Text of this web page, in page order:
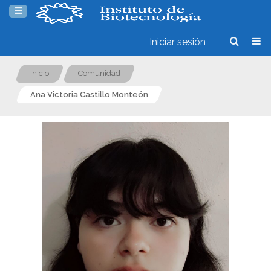
Iniciar sesión
Inicio Comunidad
Ana Victoria Castillo Monteón